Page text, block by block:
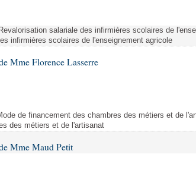
salariale des infirmières scolaires de
infirmières scolaires de l'enseignement agricole
Mme Florence Lasserre
de financement des chambres des métiers et de
des métiers et de l'artisanat
Mme Maud Petit